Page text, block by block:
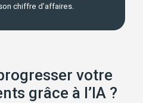
chiffre d’affaires.
votre
grâce à l’IA ?